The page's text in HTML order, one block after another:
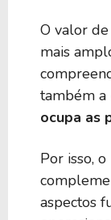
O valor
mais
também a
ocupa as
Por isso,
aspectos